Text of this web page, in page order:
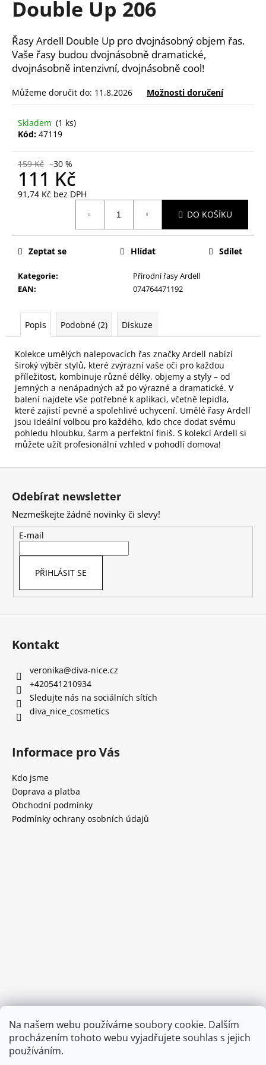
Na našem webu používáme soubory cookie. Dalším
procházením tohoto webu vyjadřujete souhlas s jejich
používáním.
Double Up 206
Řasy Ardell Double Up pro dvojnásobný objem řas.
Vaše řasy budou dvojnásobně dramatické,
dvojnásobně intenzivní, dvojnásobně cool!
Můžeme doručit do: 11.8.2026 Možnosti doručení
Skladem (1 ks)
Kód: 47119
159 Kč –30 %
111 Kč
91,74 Kč bez DPH
DO KOŠÍKU
Kategorie:
Přírodní řasy Ardell
EAN: 074764471192
Zeptat se Hlídat Sdílet
Popis Podobné (2) Diskuze
Kolekce umělých nalepovacích řas značky Ardell nabízí
široký výběr stylů, které zvýrazní vaše oči pro každou
příležitost, kombinuje různé délky, objemy a styly – od
jemných a nenápadných až po výrazné a dramatické. V
balení najdete vše potřebné k aplikaci, včetně lepidla,
které zajistí pevné a spolehlivé uchycení. Umělé řasy Ardell
jsou ideální volbou pro každého, kdo chce dodat svému
pohledu hloubku, šarm a perfektní finiš. S kolekcí Ardell si
můžete užít profesionální vzhled v pohodlí domova!
a
j
í
t
?
D
u
u
e
KONTUROVACÍ
TUŽKA
NA
OČI
VYSOUVACÍ
S
OŘEZÁVÁTKEM
01
ČERNÁ
85
Z
Odebírat newsletter
Nezmeškejte žádné novinky či slevy!
E-mail
PŘIHLÁSIT SE
Kontakt
veronika@diva-nice.cz
+420541210934
Sledujte nás na sociálních sítích
diva_nice_cosmetics
Informace pro Vás
Kdo jsme
Doprava a platba
Obchodní podmínky
Podmínky ochrany osobních údajů
Provozní doba:
8.00 - 15.00 hod (pondělí - pátek)